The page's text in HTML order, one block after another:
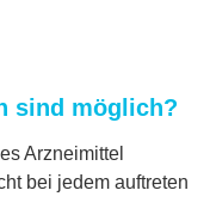
sind möglich?
Arzneimittel
bei jedem auftreten